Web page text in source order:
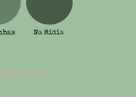
Página inicial